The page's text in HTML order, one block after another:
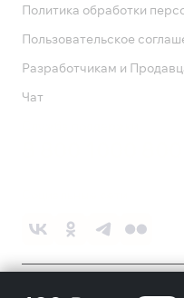
Политика обработки
Пользовательское
Разработчикам и
Чат